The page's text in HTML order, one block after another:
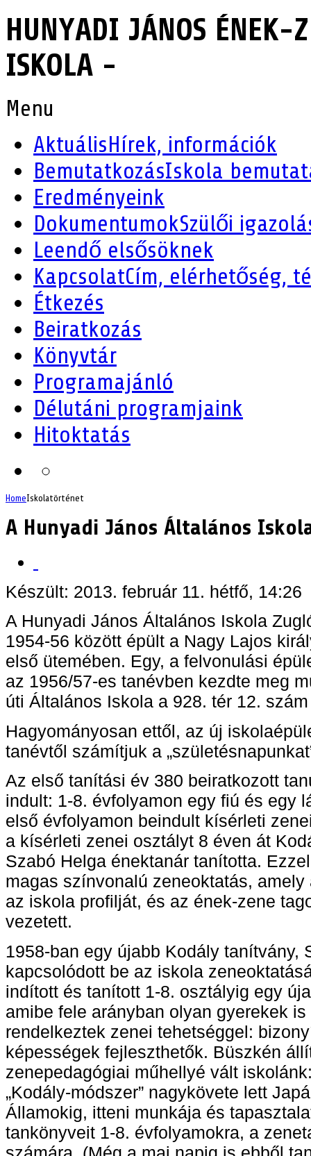
HUNYADI JÁNOS ÉNEK-
ISKOLA -
Menu
AktuálisHírek, információk
BemutatkozásIskola
Eredményeink
DokumentumokSzülői
Leendő elsősöknek
KapcsolatCím, elérhetőség,
Étkezés
Beiratkozás
Könyvtár
Programajánló
Délutáni programjaink
Hitoktatás
HomeIskolatörténet
A Hunyadi János Általános
Készült: 2013. február 11. hétfő, 14:26
A Hunyadi János Általános Iskola
1954-56 között épült a Nagy Lajos
első ütemében. Egy, a felvonulási
az 1956/57-es tanévben kezdte meg
úti Általános Iskola a 928. tér 12.
Hagyományosan ettől, az új
tanévtől számítjuk a
Az első tanítási év 380 beiratkozott
indult: 1-8. évfolyamon egy fiú és egy
első évfolyamon beindult kísérleti
a kísérleti zenei osztályt 8 éven át
Szabó Helga énektanár tanította.
magas színvonalú zeneoktatás,
az iskola profilját, és az ének-zene
vezetett.
1958-ban egy újabb Kodály tanítvány,
kapcsolódott be az iskola
indított és tanított 1-8. osztályig egy
amibe fele arányban olyan gyerekek
rendelkeztek zenei tehetséggel:
képességek fejleszthetők. Büszkén
zenepedagógiai műhellyé vált
„Kodály-módszer” nagykövete lett
Államokig, itteni munkája és
tankönyveit 1-8. évfolyamokra, a